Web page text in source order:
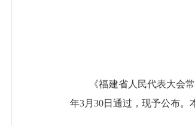
《福建省人民代表大会常
年3月30日通过，现予公布。